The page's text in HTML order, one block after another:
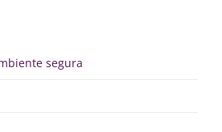
segura